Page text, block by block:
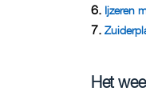
6. Ijzeren
7.
Het